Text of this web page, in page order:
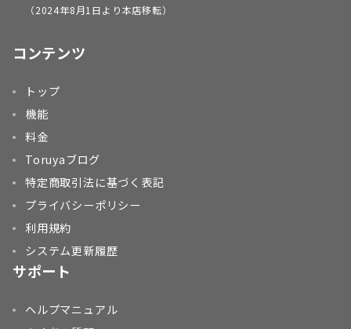
（2024年8月1日より本店移転）
コンテンツ
トップ
機能
料金
Toruyaブログ
特定商取引法に基づく表記
プライバシーポリシー
利用規約
システム更新履歴
サポート
ヘルプマニュアル